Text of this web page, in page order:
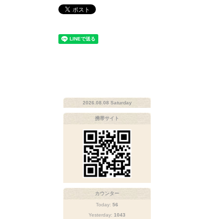
2026.08.08 Saturday
携帯サイト
カウンター
Today: 56
Yesterday: 1043